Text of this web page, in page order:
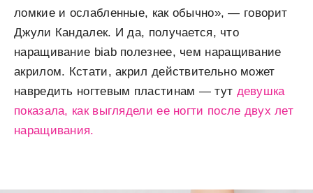
ломкие и ослабленные, как обычно», — говорит
Джули Кандалек. И да, получается, что
наращивание biab полезнее, чем наращивание
акрилом. Кстати, акрил действительно может
навредить ногтевым пластинам — тут девушка
показала, как выглядели ее ногти после двух лет
наращивания.